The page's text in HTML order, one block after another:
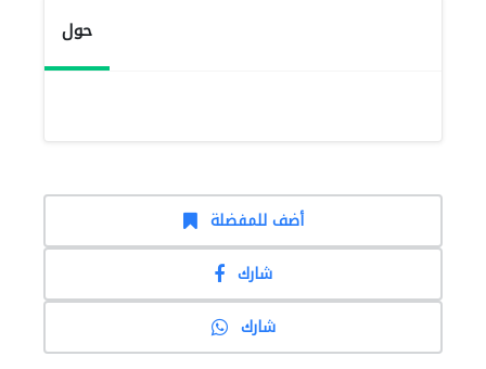
حول
أضف للمفضلة
شارك
شارك